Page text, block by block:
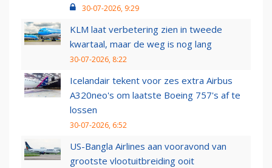
30-07-2026, 9:29
KLM laat verbetering zien in tweede
kwartaal, maar de weg is nog lang
30-07-2026, 8:22
Icelandair tekent voor zes extra Airbus
A320neo's om laatste Boeing 757's af te
lossen
30-07-2026, 6:52
US-Bangla Airlines aan vooravond van
grootste vlootuitbreiding ooit